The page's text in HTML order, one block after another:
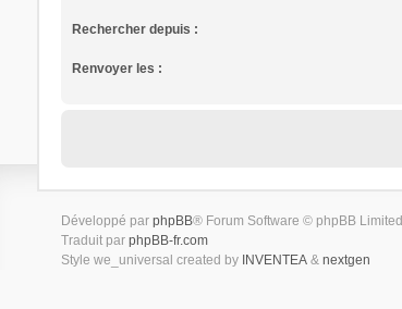
Rechercher depuis :
Renvoyer les :
Développé par phpBB® Forum Software © phpBB Limited
Traduit par phpBB-fr.com
Style we_universal created by INVENTEA& nextgen